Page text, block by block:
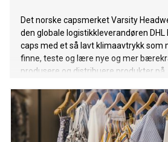
Det norske capsmerket Varsity
den globale logistikkleverandøren DHL
caps med et så lavt klimaavtrykk som
finne, teste og lære nye og mer
produsere og distribuere produkter på